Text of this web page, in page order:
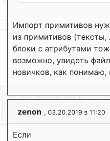
Импорт примитивов
из примитивов
блоки с атрибутами
возможно, увидеть
новичков, как понимаю,
zenon , 03.20.2019 в 11:20
Если